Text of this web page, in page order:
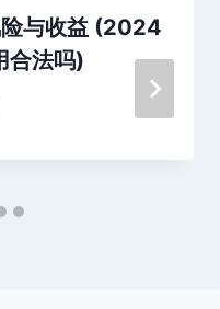
与收益 (2024
合法吗)